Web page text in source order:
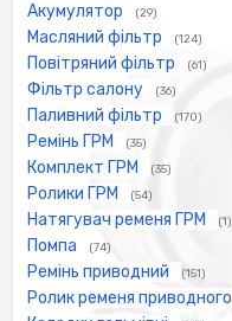
Акумулятор (29)
Масляний фільтр (124)
Повітряний фільтр (61)
Фільтр салону (36)
Паливний фільтр (170)
Ремінь ГРМ (35)
Комплект ГРМ (35)
Ролики ГРМ (54)
Натягувач ременя ГРМ (1)
Помпа (74)
Ремінь приводний (151)
Ролик ременя приводного